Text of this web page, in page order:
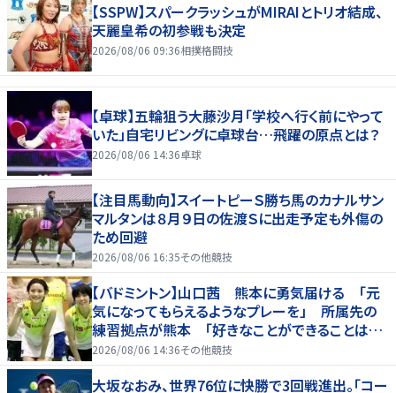
【SSPW】スパークラッシュがMIRAIとトリオ結成、
天麗皇希の初参戦も決定
2026/08/06 09:36相撲格闘技
【卓球】五輪狙う大藤沙月「学校へ行く前にやって
いた」自宅リビングに卓球台…飛躍の原点とは？
2026/08/06 14:36卓球
【注目馬動向】スイートピーＳ勝ち馬のカナルサン
マルタンは８月９日の佐渡Ｓに出走予定も外傷の
ため回避
2026/08/06 16:35その他競技
【バドミントン】山口茜 熊本に勇気届ける 「元
気になってもらえるようなプレーを」 所属先の
練習拠点が熊本 「好きなことができることは当
たり前じゃない」
2026/08/06 14:36その他競技
大坂なおみ、世界76位に快勝で3回戦進出。「コー